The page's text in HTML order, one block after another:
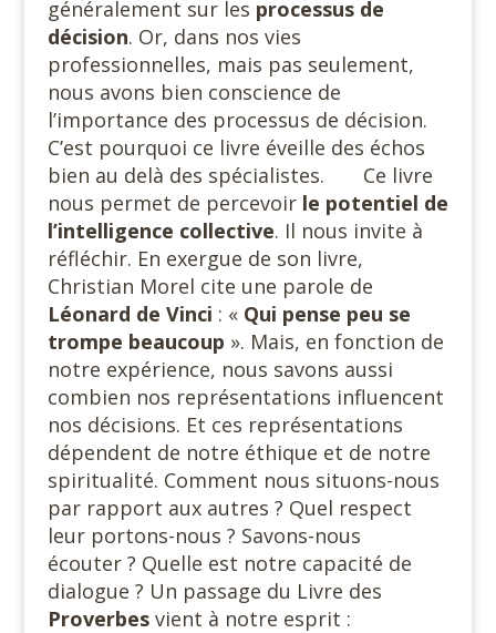
généralement sur les processus de
décision. Or, dans nos vies
professionnelles, mais pas seulement,
nous avons bien conscience de
l’importance des processus de décision.
C’est pourquoi ce livre éveille des échos
bien au delà des spécialistes. Ce livre
nous permet de percevoir le potentiel de
l’intelligence collective. Il nous invite à
réfléchir. En exergue de son livre,
Christian Morel cite une parole de
Léonard de Vinci : « Qui pense peu se
trompe beaucoup ». Mais, en fonction de
notre expérience, nous savons aussi
combien nos représentations influencent
nos décisions. Et ces représentations
dépendent de notre éthique et de notre
spiritualité. Comment nous situons-nous
par rapport aux autres ? Quel respect
leur portons-nous ? Savons-nous
écouter ? Quelle est notre capacité de
dialogue ? Un passage du Livre des
Proverbesvient à notre esprit :